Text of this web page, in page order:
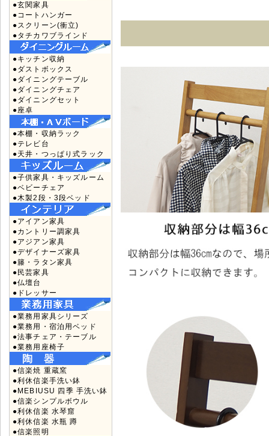
●玄関家具
●コートハンガー
●スクリーン(衝立)
●タチカワブラインド
●キッチン収納
●ダストボックス
●ダイニングテーブル
●ダイニングチェア
●ダイニングセット
●座卓
●本棚・収納ラック
●テレビ台
●天井・つっぱり式ラック
●子供家具・キッズルーム
●ベビーチェア
●木製2段・3段ベッド
●アイアン家具
●カントリー調家具
●アジアン家具
●デザイナーズ家具
●籐・ラタン家具
●民芸家具
●仏壇台
●ドレッサー
●業務用家具シリーズ
●業務用・宿泊用ベッド
●法事チェア・テーブル
●業務用座椅子
●信楽焼 重蔵窯
●利休信楽手洗い鉢
●MEBIUSU 四季 手洗い鉢
●信楽シンプルボウル
●利休信楽 水琴窟
●利休信楽 水瓶 蹲
●信楽照明